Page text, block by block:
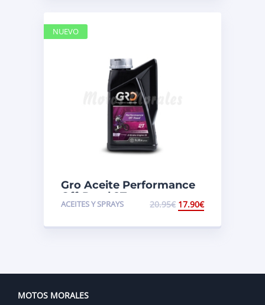
Gro Aceite Performance
Off-Road 2T
ACEITES Y SPRAYS 20.95€ 17.90€
NUEVO
MOTOS MORALES